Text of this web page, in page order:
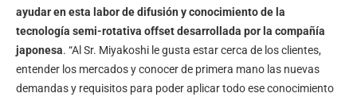
ayudar en esta labor de difusión y conocimiento de la
tecnología semi-rotativa offset desarrollada por la compañía
japonesa. “Al Sr. Miyakoshi le gusta estar cerca de los clientes,
entender los mercados y conocer de primera mano las nuevas
demandas y requisitos para poder aplicar todo ese conocimiento